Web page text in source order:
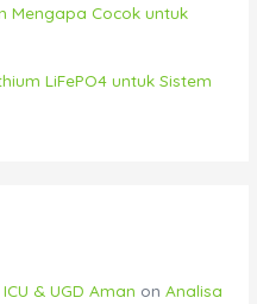
Mengapa Cocok untuk
LiFePO4 untuk Sistem
& UGD Aman onAnalisa